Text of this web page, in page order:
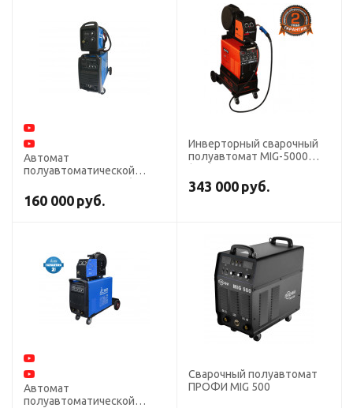
Автомат
полуавтоматической
500F
160 000 руб.
Инверторный сварочный
полуавтомат MIG-5000
380В СВАРОГ
343 000 руб.
Автомат
полуавтоматической
Сварочный полуавтомат
ПРОФИ MIG 500